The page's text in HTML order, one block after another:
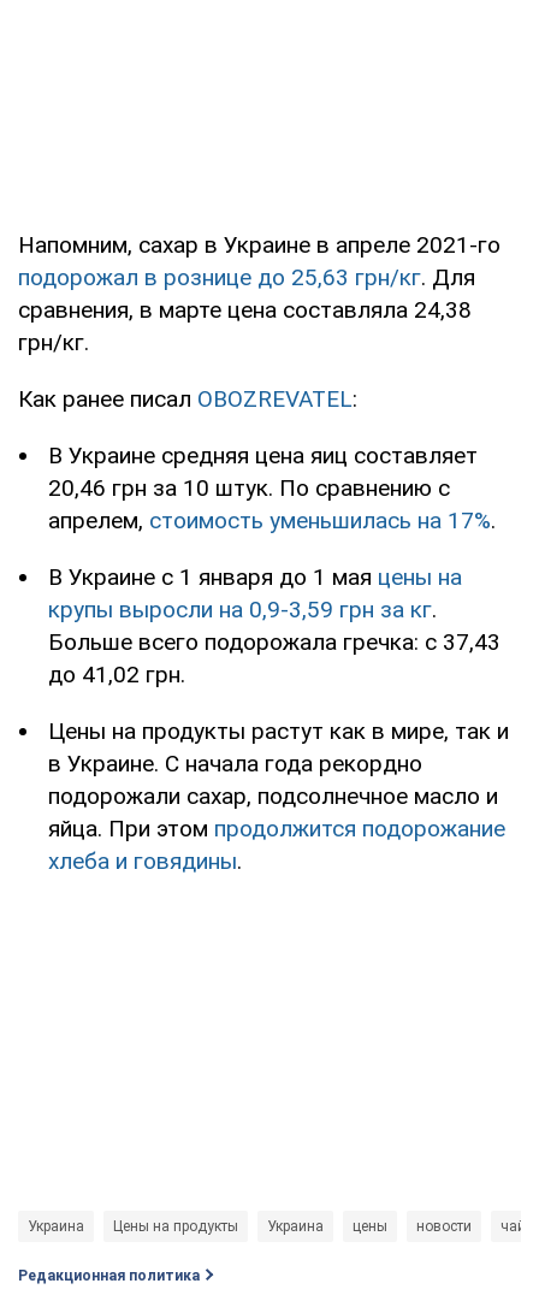
Напомним, сахар в Украине в апреле 2021-го
подорожал в рознице до 25,63 грн/кг. Для
сравнения, в марте цена составляла 24,38
грн/кг.
Как ранее писал OBOZREVATEL:
В Украине средняя цена яиц составляет
20,46 грн за 10 штук. По сравнению с
апрелем, стоимость уменьшилась на 17%.
В Украине с 1 января до 1 мая цены на
крупы выросли на 0,9-3,59 грн за кг.
Больше всего подорожала гречка: с 37,43
до 41,02 грн.
Цены на продукты растут как в мире, так и
в Украине. С начала года рекордно
подорожали сахар, подсолнечное масло и
яйца. При этом продолжится подорожание
хлеба и говядины.
Украина Цены на продукты Украина цены новости чай
Редакционная политика